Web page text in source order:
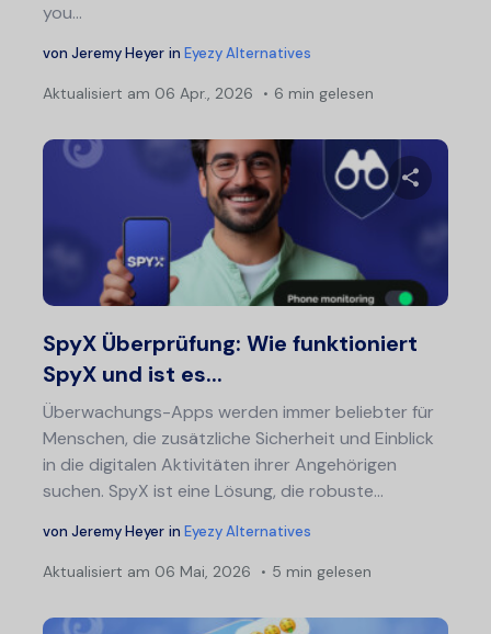
you...
von Jeremy Heyer in Eyezy Alternatives
Aktualisiert am 06 Apr., 2026 6 min gelesen
SpyX Überprüfung: Wie funktioniert
SpyX und ist es...
Überwachungs-Apps werden immer beliebter für
Menschen, die zusätzliche Sicherheit und Einblick
in die digitalen Aktivitäten ihrer Angehörigen
suchen. SpyX ist eine Lösung, die robuste...
von Jeremy Heyer in Eyezy Alternatives
Aktualisiert am 06 Mai, 2026 5 min gelesen